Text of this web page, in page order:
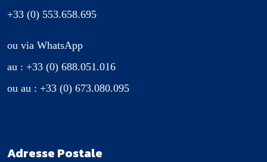
+33 (0) 553.658.695
ou via WhatsApp
au : +33 (0) 688.051.016
ou au : +33 (0) 673.080.095
Adresse Postale